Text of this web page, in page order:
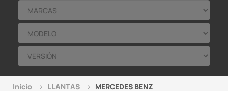
Inicio LLANTAS MERCEDES BENZ